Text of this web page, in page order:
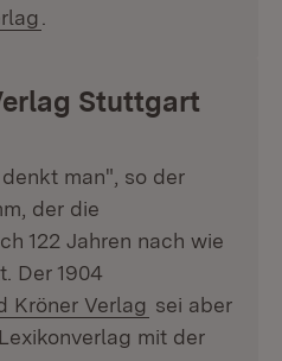
Stuttgart
denkt man", so der
der die
122 Jahren nach wie
Der 1904
Kröner Verlag (Öffnet in
sei aber
mit der